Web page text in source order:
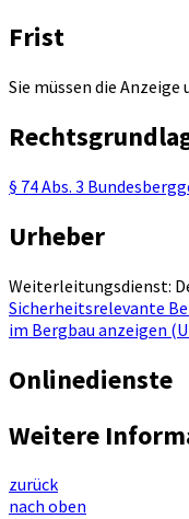
Frist
Sie müssen die
§ 74 Abs. 3
Urheber
Weiterleitungsdienst:
Sicherheitsrelevante
im Bergbau anzeigen
Onlinedienste
Weitere
zurück
nach oben